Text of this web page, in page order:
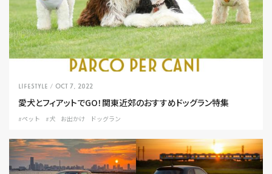
LIFESTYLE / Oct 7, 2022
愛犬とフィアットでGO！関東近郊のおすすめドッグラン特集
#ペット #犬 お出かけ ドッグラン